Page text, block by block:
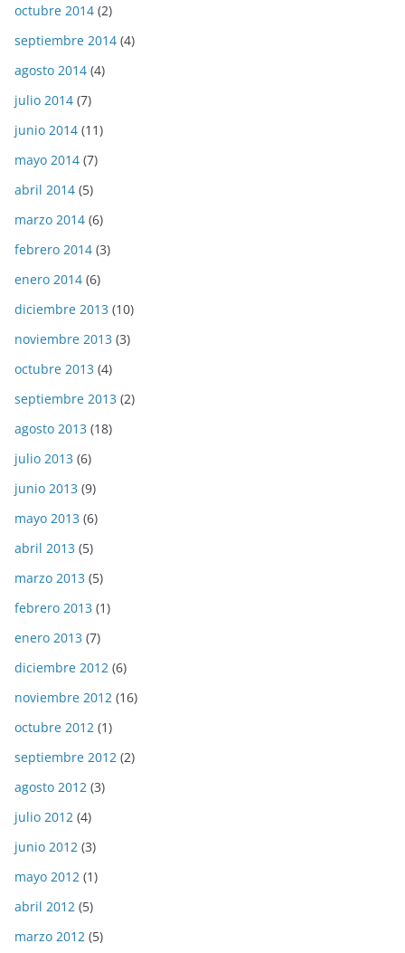
octubre 2014 (2)
septiembre 2014 (4)
agosto 2014 (4)
julio 2014 (7)
junio 2014 (11)
mayo 2014 (7)
abril 2014 (5)
marzo 2014 (6)
febrero 2014 (3)
enero 2014 (6)
diciembre 2013 (10)
noviembre 2013 (3)
octubre 2013 (4)
septiembre 2013 (2)
agosto 2013 (18)
julio 2013 (6)
junio 2013 (9)
mayo 2013 (6)
abril 2013 (5)
marzo 2013 (5)
febrero 2013 (1)
enero 2013 (7)
diciembre 2012 (6)
noviembre 2012 (16)
octubre 2012 (1)
septiembre 2012 (2)
agosto 2012 (3)
julio 2012 (4)
junio 2012 (3)
mayo 2012 (1)
abril 2012 (5)
marzo 2012 (5)